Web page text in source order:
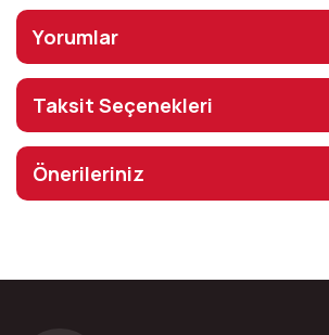
Yorumlar
Taksit Seçenekleri
Önerileriniz